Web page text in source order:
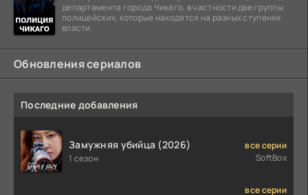
департамента города Чикаго, в частности две группы
полицейских, которые находятся на разных ступенях
власти.
Обновления сериалов
Последние добавления
Замужняя убийца (2026)
1 сезон
все серии
SoftBox
все серии